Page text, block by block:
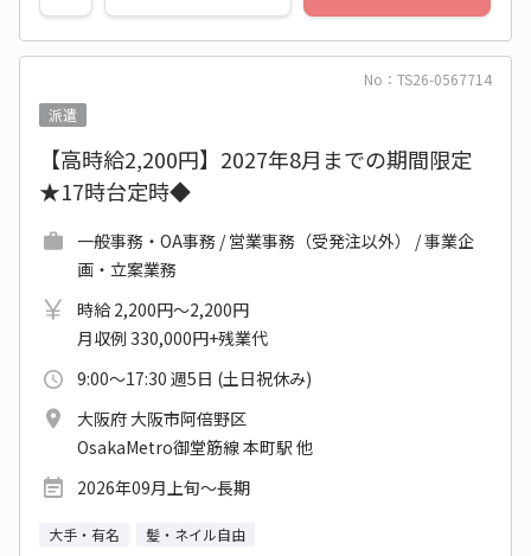
No：TS26-0567714
派遣
【高時給2,200円】2027年8月までの期間限定
★17時台定時◆
一般事務・OA事務 / 営業事務（受発注以外） / 事業企
画・立案業務
時給 2,200円～2,200円
月収例 330,000円+残業代
9:00～17:30 週5日 (土日祝休み)
大阪府 大阪市阿倍野区
OsakaMetro御堂筋線 本町駅 他
2026年09月上旬～長期
大手・有名 髪・ネイル自由